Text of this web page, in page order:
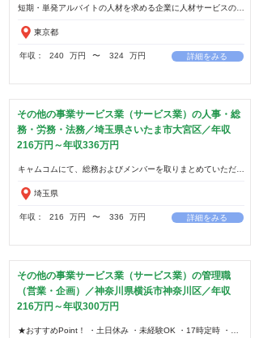
東京都
年収： 240 万円 ​〜 324 万円 詳細をみる
その他の事業サービス業（サービス業）の人事・総
務・労務・法務／埼玉県さいたま市大宮区／年収
216万円～年収336万円
埼玉県
年収： 216 万円 ​〜 336 万円 詳細をみる
その他の事業サービス業（サービス業）の管理職
（営業・企画）／神奈川県横浜市神奈川区／年収
216万円～年収300万円